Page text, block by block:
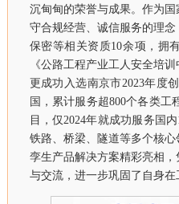
沉甸甸的荣誉与成果。作为
守合规经营、诚信服务的理
保密等相关资质10余项，拥
《公路工程产业工人安全培
更成功入选南京市2023年度
国，累计服务超800个各类
目，仅2024年就成功服务国
铁路、桥梁、隧道等多个核
孪生产品解决方案精彩亮相
与交流，进一步巩固了自身在